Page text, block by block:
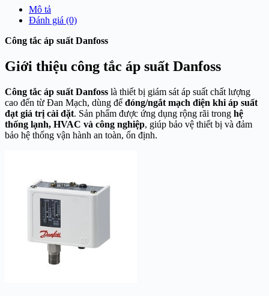
Mô tả
Đánh giá (0)
Công tắc áp suất Danfoss
Giới thiệu công tắc áp suất Danfoss
Công tắc áp suất Danfoss là thiết bị giám sát áp suất chất lượng
cao đến từ Đan Mạch, dùng để đóng/ngắt mạch điện khi áp suất
đạt giá trị cài đặt. Sản phẩm được ứng dụng rộng rãi trong hệ
thống lạnh, HVAC và công nghiệp, giúp bảo vệ thiết bị và đảm
bảo hệ thống vận hành an toàn, ổn định.